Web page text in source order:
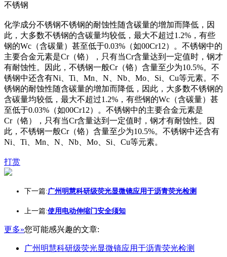
不锈钢
化学成分不锈钢不锈钢的耐蚀性随含碳量的增加而降低，因
此，大多数不锈钢的含碳量均较低，最大不超过1.2%，有些
钢的Wc（含碳量）甚至低于0.03%（如00Cr12）。不锈钢中的
主要合金元素是Cr（铬），只有当Cr含量达到一定值时，钢才
有耐蚀性。因此，不锈钢一般Cr（铬）含量至少为10.5%。不
锈钢中还含有Ni、Ti、Mn、N、Nb、Mo、Si、Cu等元素。不
锈钢的耐蚀性随含碳量的增加而降低，因此，大多数不锈钢的
含碳量均较低，最大不超过1.2%，有些钢的Wc（含碳量）甚
至低于0.03%（如00Cr12）。不锈钢中的主要合金元素是
Cr（铬），只有当Cr含量达到一定值时，钢才有耐蚀性。因
此，不锈钢一般Cr（铬）含量至少为10.5%。不锈钢中还含有
Ni、Ti、Mn、N、Nb、Mo、Si、Cu等元素。
打赏
下一篇:广州明慧科研级荧光显微镜应用于沥青荧光检测
上一篇:使用电动伸缩门安全须知
更多»您可能感兴趣的文章:
广州明慧科研级荧光显微镜应用于沥青荧光检测